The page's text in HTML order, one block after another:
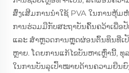
ສົ່ງເສີມການນຳໃຊ້ PVA ໃນການຫຸ້ມ
ການຮ່ວມມືກັບສະຖາບັນຄົ້ນຄວ້າເພື່ອ
ແລະ ສຳຫຼວດການຫຼຸດຜ່ອນຕົ້ນທຶນທີ່ເ
ຫຼາຍ. ໂດຍການແກ້ໄຂບັນຫາເຫຼົ່ານີ້,
ໃນການບັນລຸເປົ້າໝາຍດ້ານຄວາມຍືນຍົ